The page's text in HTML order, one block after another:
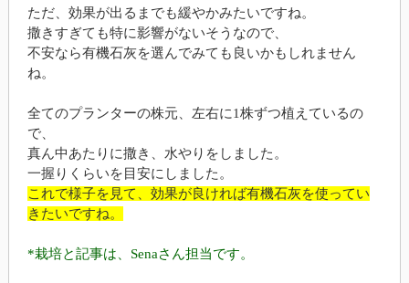
ただ、効果が出るまでも緩やかみたいですね。
撒きすぎても特に影響がないそうなので、
不安なら有機石灰を選んでみても良いかもしれません
ね。
全てのプランターの株元、左右に1株ずつ植えているの
で、
真ん中あたりに撒き、水やりをしました。
一握りくらいを目安にしました。
これで様子を見て、効果が良ければ有機石灰を使ってい
きたいですね。
*栽培と記事は、Senaさん担当です。